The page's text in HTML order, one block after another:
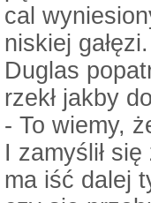
cal
niskiej gałęzi.
Duglas
rzekł jakby
- To wiemy,
I zamyślił
ma iść dalej